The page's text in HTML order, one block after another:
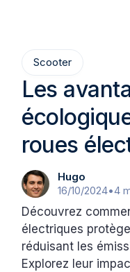
Scooter
Les
roues
Hugo
16/10/2024•4
Découvrez
électriques
réduisant les
Explorez leur